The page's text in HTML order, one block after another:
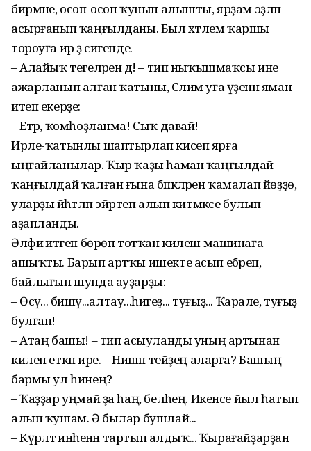
бирмәне, осоп-осоп ҡунып алышты, ярҙам эҙләп
асырғанып ҡаңғылданы. Был хәтлем ҡаршы
тороуға ир ҙә сигенде.
– Алайыҡ тегеләрен дә! – тип ныҡышмаҡсы ине
ажарланып алған ҡатыны, Сәлим уға үҙенән яман
итеп екерҙе:
– Етәр, ҡомһоҙланма! Сыҡ давай!
Ирле-ҡатынлы шаптырлап кисеп ярға
ыңғайланылар. Ҡыр ҡаҙы һаман ҡаңғылдай-
ҡаңғылдай ҡалған ғына бәпкәләрен ҡамалап йөҙҙө,
уларҙы йәһәтләп эйәртеп алып китмәксе булып
аҙапланды.
Әлфиә итәген бөрөп тотҡан килеш машинаға
ашыҡты. Барып артҡы ишекте асып ебәреп,
байлығын шунда ауҙарҙы:
– Өсәү... бишәү...алтау...һигеҙ... туғыҙ... Ҡарале, туғыҙ
булған!
– Атаң башы! – тип асыуланды уның артынан
килеп еткән ире. – Нишәп тейҙең аларға? Башың
бармы ул һинең?
– Ҡаҙҙар уңмай ҙа һаң, беләһең. Икенсе йыл һатып
алып ҡушам. Ә былар бушлай...
– Күрәләтә инәһенән тартып алдыҡ... Ҡырағайҙарҙан